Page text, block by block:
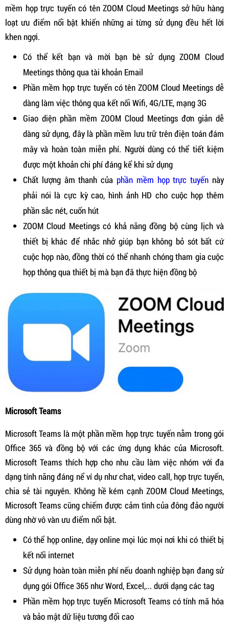
mềm họp trực tuyến có tên ZOOM Cloud Meetings sở hữu hàng
loạt ưu điểm nổi bật khiến những ai từng sử dụng đều hết lời
khen ngợi.
Có thể kết bạn và mời bạn bè sử dụng ZOOM Cloud
Meetings thông qua tài khoản Email
Phần mềm họp trực tuyến có tên ZOOM Cloud Meetings dễ
dàng làm việc thông qua kết nối Wifi, 4G/LTE, mạng 3G
Giao diện phần mềm ZOOM Cloud Meetings đơn giản dễ
dàng sử dụng, đây là phần mềm lưu trữ trên điện toán đám
mây và hoàn toàn miễn phí. Người dùng có thể tiết kiệm
được một khoản chi phí đáng kể khi sử dụng
Chất lượng âm thanh của phần mềm họp trực tuyến này
phải nói là cực kỳ cao, hình ảnh HD cho cuộc họp thêm
phần sắc nét, cuốn hút
ZOOM Cloud Meetings có khả năng đồng bộ cùng lịch và
thiết bị khác để nhắc nhở giúp bạn không bỏ sót bất cứ
cuộc họp nào, đồng thời có thể nhanh chóng tham gia cuộc
họp thông qua thiết bị mà bạn đã thực hiện đồng bộ
Microsoft Teams
Microsoft Teams là một phần mềm họp trực tuyến nằm trong gói
Office 365 và đồng bộ với các ứng dụng khác của Microsoft.
Microsoft Teams thích hợp cho nhu cầu làm việc nhóm với đa
dạng tính năng đáng nể ví dụ như chat, video call, họp trực tuyến,
chia sẻ tài nguyên. Không hề kém cạnh ZOOM Cloud Meetings,
Microsoft Teams cũng chiếm được cảm tình của đông đảo người
dùng nhờ vô vàn ưu điểm nổi bật.
Có thể họp online, dạy online mọi lúc mọi nơi khi có thiết bị
kết nối internet
Sử dụng hoàn toàn miễn phí nếu doanh nghiệp bạn đang sử
dụng gói Office 365 như Word, Excel,... dưới dạng các tag
Phần mềm họp trực tuyến Microsoft Teams có tính mã hóa
và bảo mật dữ liệu tương đối cao